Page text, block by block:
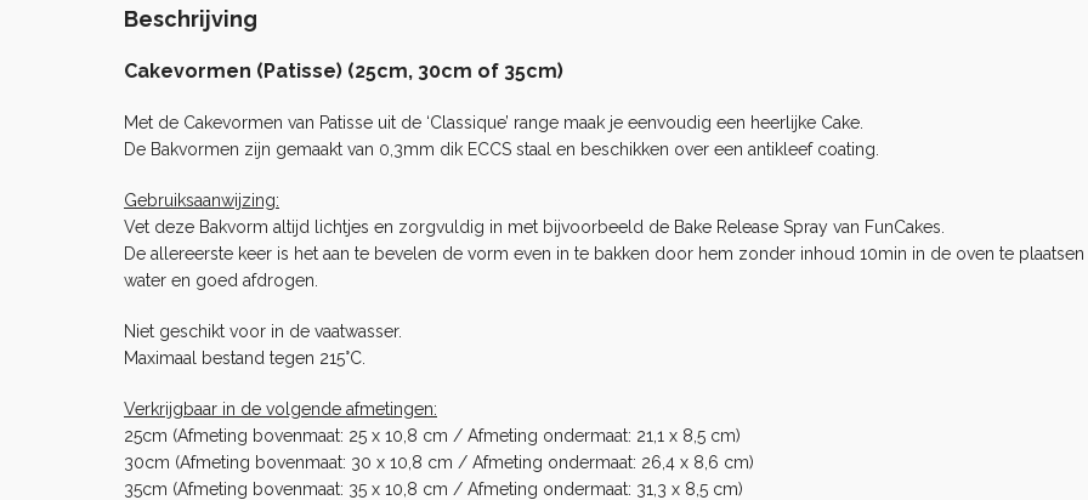
Beschrijving
Cakevormen (Patisse) (25cm, 30cm of 35cm)
Met de Cakevormen van Patisse uit de ‘Classique’ range maak je eenvoudig een heerlijke Cake
De Bakvormen zijn gemaakt van 0,3mm dik ECCS staal en beschikken over een antikleef coating.
Gebruiksaanwijzing:
Vet deze Bakvorm altijd lichtjes en zorgvuldig in met bijvoorbeeld de Bake Release Spray van FunCakes.
De allereerste keer is het aan te bevelen de vorm even in te bakken door hem zonder inhoud 10min in de oven te
water en goed afdrogen.
Niet geschikt voor in de vaatwasser.
Maximaal bestand tegen 215°C.
Verkrijgbaar in de volgende afmetingen:
25cm (Afmeting bovenmaat: 25 x 10,8 cm / Afmeting ondermaat: 21,1 x 8,5 cm)
30cm (Afmeting bovenmaat: 30 x 10,8 cm / Afmeting ondermaat: 26,4 x 8,6 cm)
35cm (Afmeting bovenmaat: 35 x 10,8 cm / Afmeting ondermaat: 31,3 x 8,5 cm)